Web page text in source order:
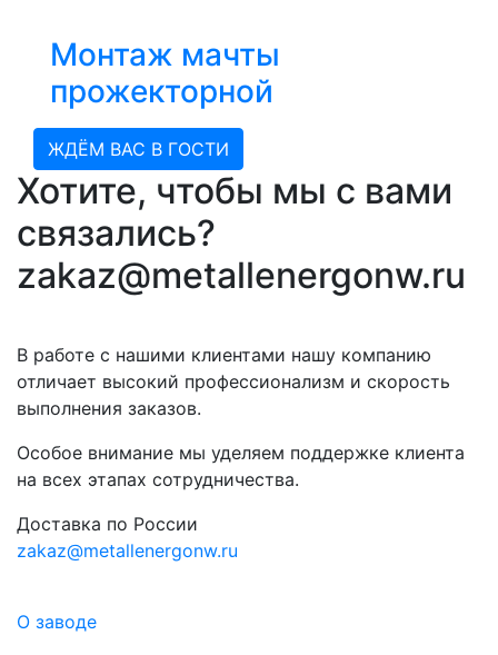
Монтаж мачты
прожекторной
ЖДЁМ ВАС В ГОСТИ
Хотите, чтобы мы с вами
связались?
zakaz@metallenergonw.ru
В работе с нашими клиентами нашу компанию
отличает высокий профессионализм и скорость
выполнения заказов.
Особое внимание мы уделяем поддержке клиента
на всех этапах сотрудничества.
Доставка по России
zakaz@metallenergonw.ru
О заводе